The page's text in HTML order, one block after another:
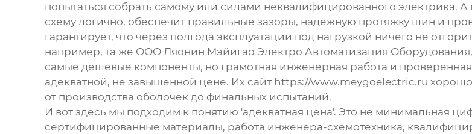
попытаться собрать самому или силами неквалифицированного электрика.
схему логично, обеспечит правильные зазоры, надежную протяжку шин и
гарантирует, что через полгода эксплуатации под нагрузкой ничего не
например, та же ООО Ляонин Мэйигао Электро Автоматизация Оборудования
самые дешевые компоненты, но грамотная инженерная работа и
адекватной, не завышенной цене. Их сайт https://www.meygoelectric.ru хорошо
от производства оболочек до финальных испытаний.
И вот здесь мы подходим к понятию 'адекватная цена'. Это не минимальная
сертифицированные материалы, работа инженера-схемотехника,